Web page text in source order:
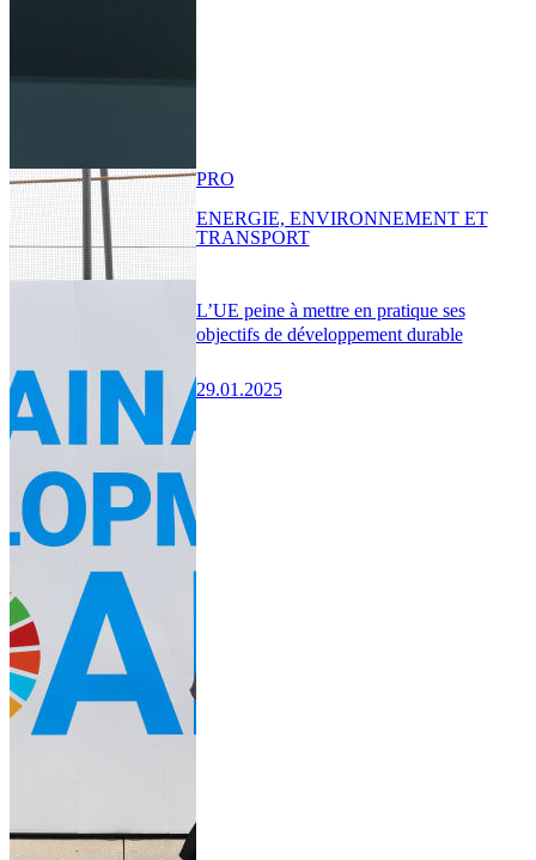
L’UE peine à mettre en pratique ses
objectifs de développement durable
29.01.2025
PRO
ENERGIE, ENVIRONNEMENT ET
TRANSPORT